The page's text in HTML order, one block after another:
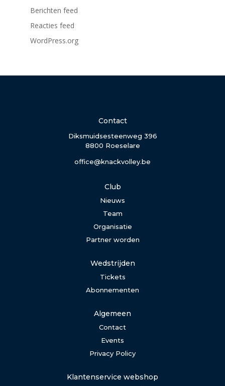
Berichten feed
Reacties feed
WordPress.org
Contact
Diksmuidsesteenweg 396
8800 Roeselare
office@knackvolley.be
Club
Nieuws
Team
Organisatie
Partner worden
Wedstrijden
Tickets
Abonnementen
Algemeen
Contact
Events
Privacy Policy
Klantenservice webshop